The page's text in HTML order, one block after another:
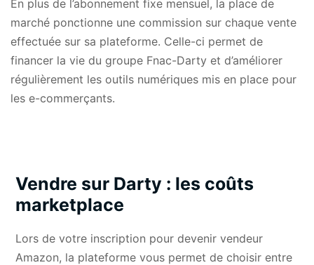
En plus de l’abonnement fixe mensuel, la place de
marché ponctionne une commission sur chaque vente
effectuée sur sa plateforme. Celle-ci permet de
financer la vie du groupe Fnac-Darty et d’améliorer
régulièrement les outils numériques mis en place pour
les e-commerçants.
Vendre sur Darty : les coûts
marketplace
Lors de votre inscription pour devenir vendeur
Amazon, la plateforme vous permet de choisir entre